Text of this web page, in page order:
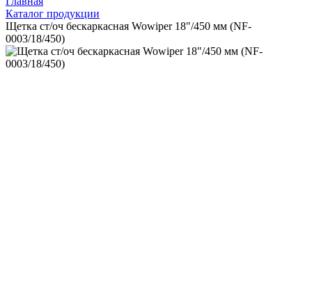
Каталог продукции
Щетка ст/оч бескаркасная Wowiper 18"/450 мм (NF-
0003/18/450)